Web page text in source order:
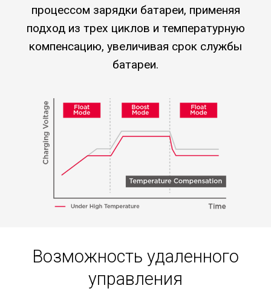
процессом зарядки батареи, применяя
подход из трех циклов и температурную
компенсацию, увеличивая срок службы
батареи.
Возможность удаленного
управления